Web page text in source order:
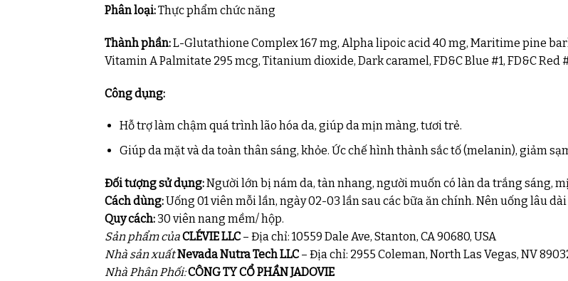
Phân loại:Thực phẩm chức năng
Thành phần:L-Glutathione Complex 167 mg, Alpha lipoic acid 40 mg, Maritime pine
Vitamin A Palmitate 295 mcg, Titanium dioxide, Dark caramel, FD&C Blue #1, FD&C
Công dụng:
Hỗ trợ làm chậm quá trình lão hóa da, giúp da mịn màng, tươi trẻ.
Giúp da mặt và da toàn thân sáng, khỏe. Ức chế hình thành sắc tố (melanin), giảm
Đối tượng sử dụng:Người lớn bị nám da, tàn nhang, người muốn có làn da trắng sáng,
Cách dùng:Uống 01 viên mỗi lần, ngày 02-03 lần sau các bữa ăn chính. Nên uống lâu
Quy cách: 30 viên nang mềm/ hộp.
Sản phẩm củaCLÉVIE LLC – Địa chỉ: 10559 Dale Ave, Stanton, CA 90680, USA
Nhà sản xuấtNevada Nutra Tech LLC – Địa chỉ: 2955 Coleman, North Las Vegas, NV
Nhà Phân Phối:CÔNG TY CỔ PHẦN JADOVIE